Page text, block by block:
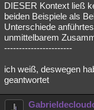
DIESER Kontext ließ
beiden Beispiele als
Unterschiede
unmittelbarem
-----------------------
ich weiß, deswegen
geantwortet